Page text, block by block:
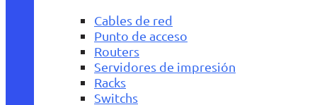
Cables de red
Punto de acceso
Routers
Servidores de impresión
Racks
Switchs